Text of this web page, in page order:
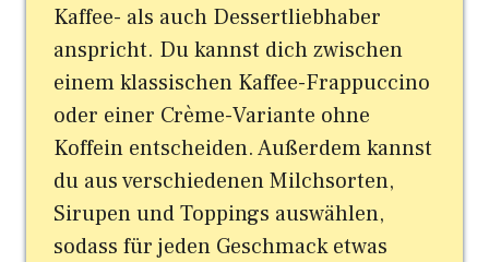
Kaffee- als auch Dessertliebhaber
anspricht. Du kannst dich zwischen
einem klassischen Kaffee-Frappuccino
oder einer Crème-Variante ohne
Koffein entscheiden. Außerdem kannst
du aus verschiedenen Milchsorten,
Sirupen und Toppings auswählen,
sodass für jeden Geschmack etwas